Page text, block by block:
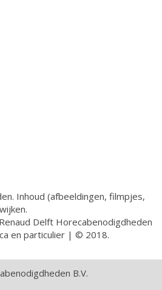
Inhoud (afbeeldingen, filmpjes,
Delft Horecabenodigdheden
en particulier | © 2018.
B.V.